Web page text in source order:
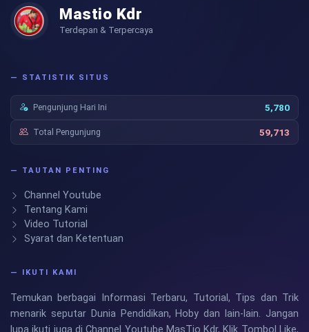
Mastio Kdr
Terdepan & Terpercaya
— STATISTIK SITUS
Pengunjung Hari Ini 5,780
Total Pengunjung 59,713
— TAUTAN PENTING
Channel Youtube
Tentang Kami
Video Tutorial
Syarat dan Ketentuan
— IKUTI KAMI
Temukan berbagai Informasi Terbaru, Tutorial, Tips dan Trik
menarik seputar Dunia Pendidikan, Hoby dan lain-lain. Jangan
lupa ikuti juga di Channel Youtube MasTio Kdr, Klik Tombol Like,